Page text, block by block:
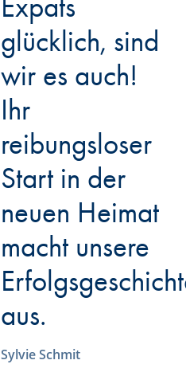
glücklich, sind
wir es auch!
Ihr
reibungsloser
Start in der
neuen Heimat
macht unsere
aus.
Sylvie Schmit